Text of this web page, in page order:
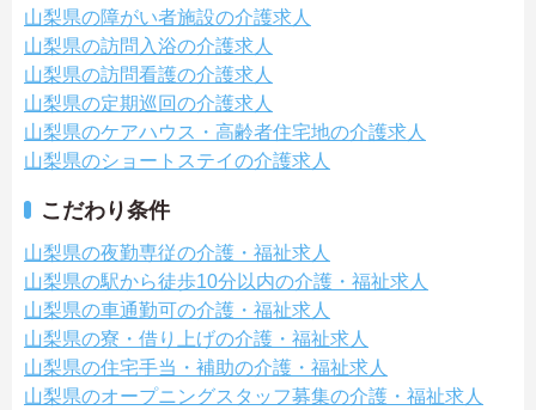
山梨県の障がい者施設の介護求人
山梨県の訪問入浴の介護求人
山梨県の訪問看護の介護求人
山梨県の定期巡回の介護求人
山梨県のケアハウス・高齢者住宅地の介護求人
山梨県のショートステイの介護求人
こだわり条件
山梨県の夜勤専従の介護・福祉求人
山梨県の駅から徒歩10分以内の介護・福祉求人
山梨県の車通勤可の介護・福祉求人
山梨県の寮・借り上げの介護・福祉求人
山梨県の住宅手当・補助の介護・福祉求人
山梨県のオープニングスタッフ募集の介護・福祉求人